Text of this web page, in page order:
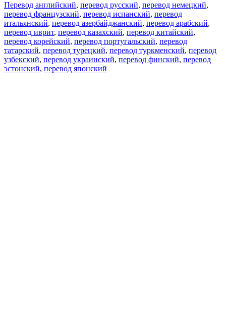
Перевод английский, перевод русский, перевод немецкий,
перевод французский, перевод испанский, перевод
итальянский, перевод азербайджанский, перевод арабский,
перевод иврит, перевод казахский, перевод китайский,
перевод корейский, перевод португальский, перевод
татарский, перевод турецкий, перевод туркменский, перевод
узбекский, перевод украинский, перевод финский, перевод
эстонский, перевод японский